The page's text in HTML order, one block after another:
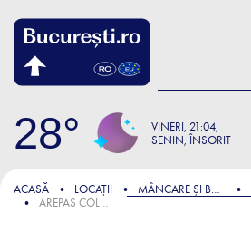
28 VINERI 21:04
SENIN, ÎNSORIT
ACASĂ LOCAȚII MÂNCARE ȘI BĂUTURĂ
AREPAS COLOMBIANAS BUCHAREST (GLUTEN FREE)